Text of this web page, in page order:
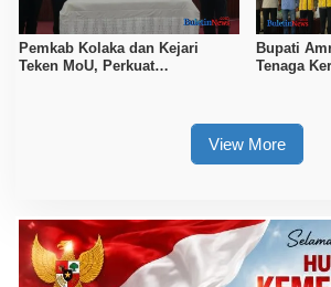
Pemkab Kolaka dan Kejari
Teken MoU, Perkuat
Bupati
Tenaga
View More